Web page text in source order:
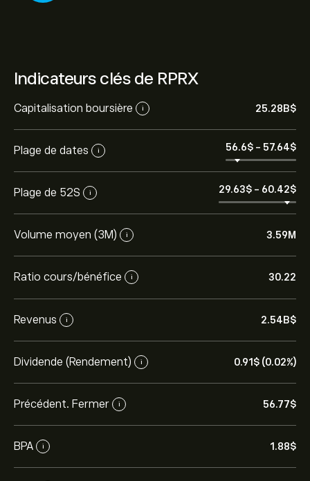
Indicateurs clés de RPRX
Capitalisation boursière i 25.28B‎$‎
Plage de dates i 56.6‎$‎ - 57.64‎$‎
Plage de 52S i 29.63‎$‎ - 60.42‎$‎
Volume moyen (3M) i 3.59M
Ratio cours/bénéfice i 30.22
Revenus i 2.54B‎$‎
Dividende (Rendement) i 0.91‎$‎ (0.02%)
Précédent. Fermer i 56.77‎$‎
BPA i 1.88‎$‎